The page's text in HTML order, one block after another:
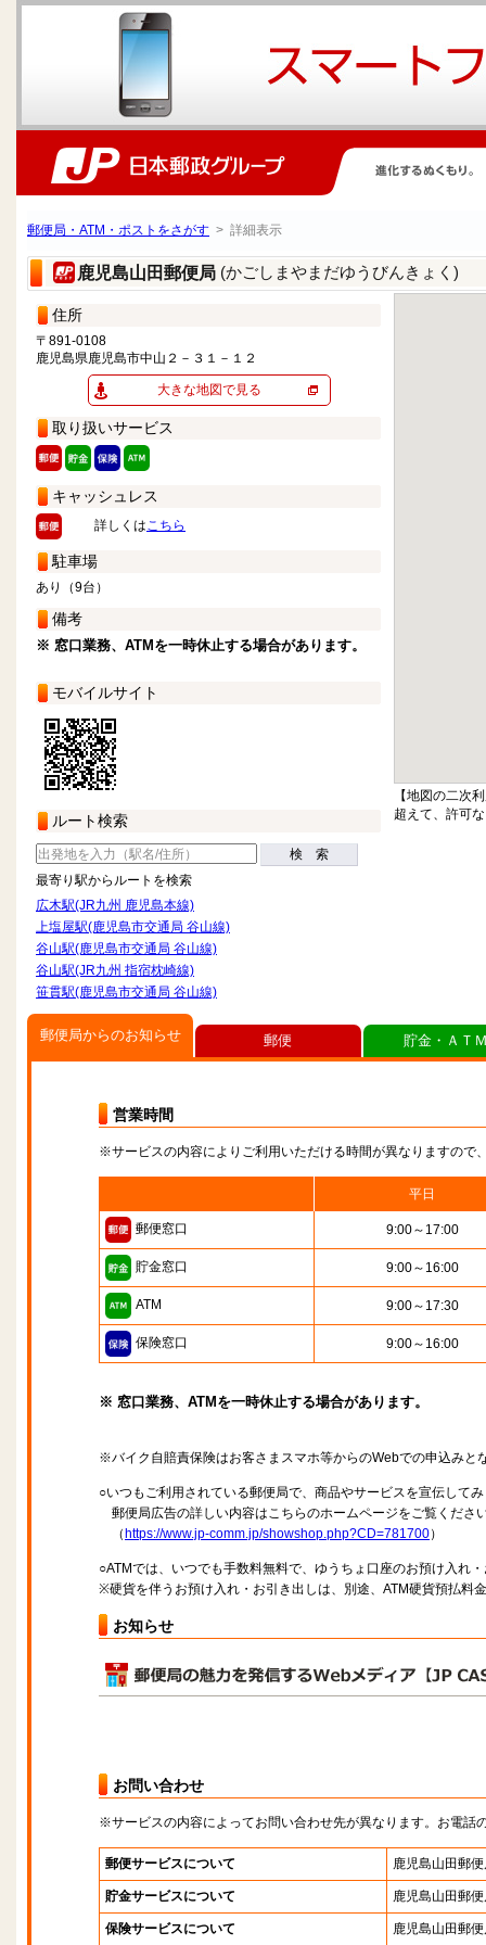
郵便局・ATM・ポストをさがす > 詳細表示
鹿児島山田郵便局 (かごしまやまだゆうびんきょく)
住所
〒891-0108
鹿児島県鹿児島市中山２－３１－１２
大きな地図で見る
取り扱いサービス
キャッシュレス
詳しくはこちら
駐車場
あり（9台）
備考
※ 窓口業務、ATMを一時休止する場合があります。
モバイルサイト
ルート検索
検 索
最寄り駅からルートを検索
広木駅(JR九州 鹿児島本線)
上塩屋駅(鹿児島市交通局 谷山線)
谷山駅(鹿児島市交通局 谷山線)
谷山駅(JR九州 指宿枕崎線)
笹貫駅(鹿児島市交通局 谷山線)
【地図の二次
超えて、許可
郵便局からのお知らせ
営業時間
※サービスの内容によりご利用いただける時間が異なりますので
平日
郵便窓口 9:00～17:00
貯金窓口 9:00～16:00
ATM 9:00～17:30
保険窓口 9:00～16:00
※ 窓口業務、ATMを一時休止する場合があります。
※バイク自賠責保険はお客さまスマホ等からのWebでの申込みと
○いつもご利用されている郵便局で、商品やサービスを宣伝して
郵便局広告の詳しい内容はこちらのホームページをご覧くださ
（ https://www.jp-comm.jp/showshop.php?CD=781700）
○ATMでは、いつでも手数料無料で、ゆうちょ口座のお預け入れ
※硬貨を伴うお預け入れ・お引き出しは、別途、ATM硬貨預払料
お知らせ
お問い合わせ
※サービスの内容によってお問い合わせ先が異なります。お電話
郵便サービスについて 鹿児島山田郵
貯金サービスについて 鹿児島山田郵
保険サービスについて 鹿児島山田郵
郵便 貯金・ＡＴ